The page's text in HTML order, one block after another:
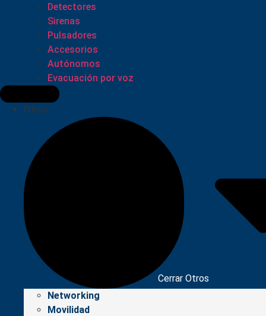
Detectores
Sirenas
Pulsadores
Accesorios
Autónomos
Evacuación por voz
Otros
Cerrar Otros
Networking
Movilidad